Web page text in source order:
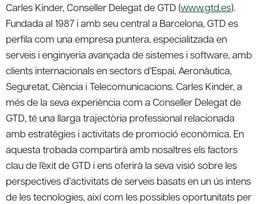
Carles Kinder, Conseller Delegat de GTD (www.gtd.es).
Fundada al 1987 i amb seu central a Barcelona, GTD es
perfila com una empresa puntera, especialitzada en
serveis i enginyeria avançada de sistemes i software, amb
clients internacionals en sectors d’Espai, Aeronàutica,
Seguretat, Ciència i Telecomunicacions. Carles Kinder, a
més de la seva experiència com a Conseller Delegat de
GTD, té una llarga trajectòria professional relacionada
amb estratègies i activitats de promoció econòmica. En
aquesta trobada compartirà amb nosaltres els factors
clau de l’èxit de GTD i ens oferirà la seva visió sobre les
perspectives d’activitats de serveis basats en un ús intens
de les tecnologies, així com les possibles oportunitats per